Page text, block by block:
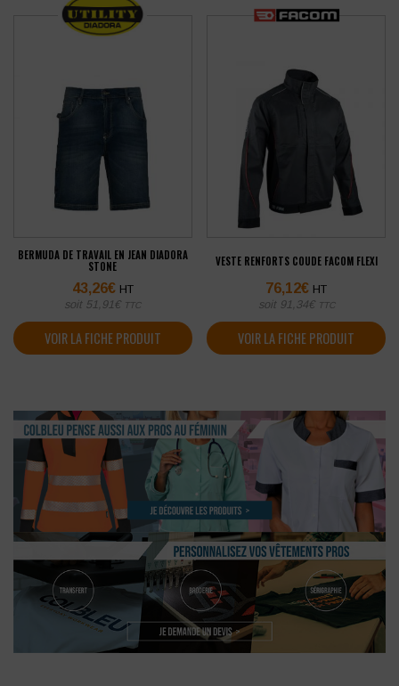
BERMUDA DE TRAVAIL EN JEAN DIADORA
STONE
43,26€ HT
soit 51,91 € TTC
VOIR LA FICHE PRODUIT
VESTE RENFORTS COUDE FACOM FLEXI
76,12€ HT
soit 91,34€ TTC
VOIR LA FICHE PRODUIT